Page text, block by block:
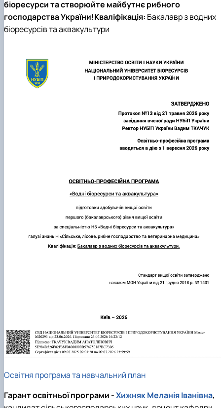
біоресурси та створюйте майбутнє рибного
господарства України!Кваліфікація: Бакалавр з водних
біоресурсів та аквакультури
Освітня програма та навчальний план
Гарант освітньої програми -Хижняк Меланія Іванівна,